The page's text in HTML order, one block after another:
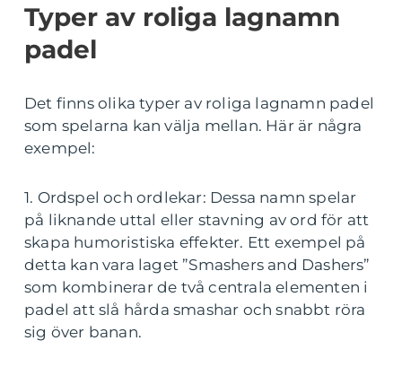
Typer av roliga lagnamn
padel
Det finns olika typer av roliga lagnamn padel
som spelarna kan välja mellan. Här är några
exempel:
1. Ordspel och ordlekar: Dessa namn spelar
på liknande uttal eller stavning av ord för att
skapa humoristiska effekter. Ett exempel på
detta kan vara laget ”Smashers and Dashers”
som kombinerar de två centrala elementen i
padel att slå hårda smashar och snabbt röra
sig över banan.